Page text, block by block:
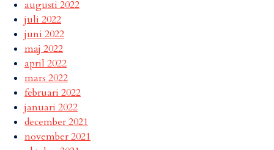
augusti 2022
juli 2022
juni 2022
maj 2022
april 2022
mars 2022
februari 2022
januari 2022
december 2021
november 2021